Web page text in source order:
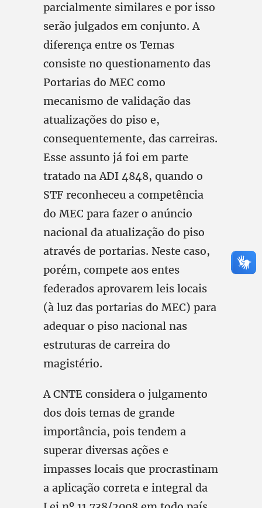
parcialmente similares e por isso
serão julgados em conjunto. A
diferença entre os Temas
consiste no questionamento das
Portarias do MEC como
mecanismo de validação das
atualizações do piso e,
consequentemente, das carreiras.
Esse assunto já foi em parte
tratado na ADI 4848, quando o
STF reconheceu a competência
do MEC para fazer o anúncio
nacional da atualização do piso
através de portarias. Neste caso,
porém, compete aos entes
federados aprovarem leis locais
(à luz das portarias do MEC) para
adequar o piso nacional nas
estruturas de carreira do
magistério.
A CNTE considera o julgamento
dos dois temas de grande
importância, pois tendem a
superar diversas ações e
impasses locais que procrastinam
a aplicação correta e integral da